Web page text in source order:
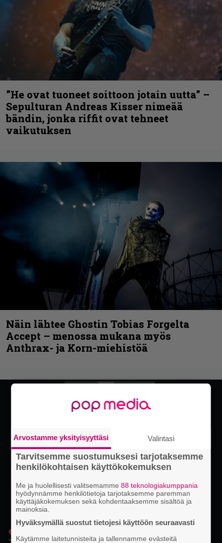
”He ovat tuoneet soittoon jotain uutta” –
Sepulturan Andreas Kisser nimeää
bändin, jonka riffit ovat tehneet
vaikutuksen
Näin lähtee Ghostin Tobias Forgelta
Accept – menossa mukana myös
Anthrax- ja Korn-miehistöä
Arvostamme yksityisyyttäsi Valintasi
Tarvitsemme suostumuksesi tarjotaksemme
henkilökohtaisen käyttökokemuksen
Me ja huolellisesti valitsemamme88 teknologiakumppania
hyödynnämme henkilötietoja tarjotaksemme paremman
käyttäjäkokemuksen sekä kohdentaaksemme sisältöä ja
mainoksia.
Hyväksymällä suostut tietojesi käyttöön seuraavasti
Käytämme laitetunnisteita ja tallennamme evästeitä